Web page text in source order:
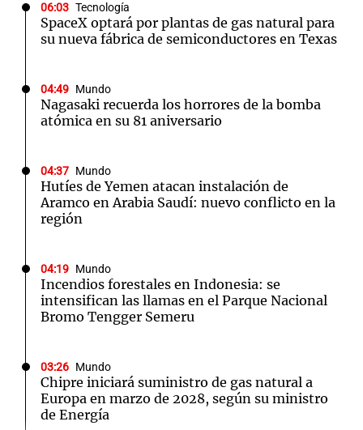
06:03 Tecnología
SpaceX optará por plantas de gas natural para
su nueva fábrica de semiconductores en Texas
04:49 Mundo
Nagasaki recuerda los horrores de la bomba
atómica en su 81 aniversario
04:37 Mundo
Hutíes de Yemen atacan instalación de
Aramco en Arabia Saudí: nuevo conflicto en la
región
04:19 Mundo
Incendios forestales en Indonesia: se
intensifican las llamas en el Parque Nacional
Bromo Tengger Semeru
03:26 Mundo
Chipre iniciará suministro de gas natural a
Europa en marzo de 2028, según su ministro
de Energía